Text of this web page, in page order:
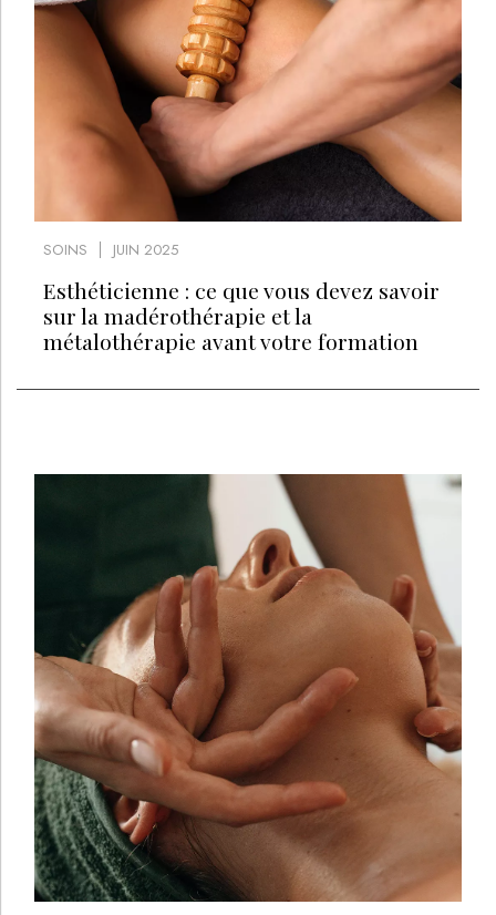
SOINS JUIN 2025
Esthéticienne : ce que vous devez savoir
sur la madérothérapie et la
métalothérapie avant votre formation